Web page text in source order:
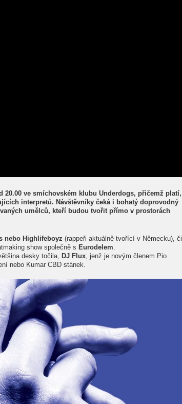
20.00 ve smíchovském klubu Underdogs, přičemž platí,
interpretů. Návštěvníky čeká i bohatý doprovodný
umělců, kteří budou tvořit přímo v prostorách
nebo Highlifeboyz (rappeři aktuálně tvořící v Německu), či
show společně s Eurodelem
desky točila, DJ Flux , jenž je novým členem Pio
nebo Kumar CBD stánek.